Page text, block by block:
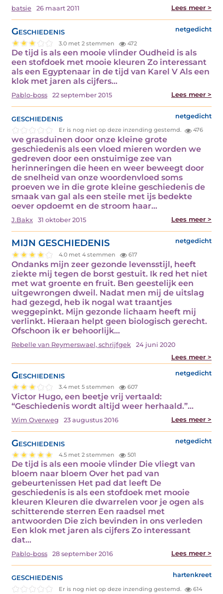
batsie 26 maart 2011 Lees meer >
Geschiedenis netgedicht
3.0 met 2 stemmen 472
De tijd is als een mooie vlinder Oudheid is als
een stofdoek met mooie kleuren Zo interessant
als een Egyptenaar in de tijd van Karel V Als een
klok met jaren als cijfers…
Pablo-boss 22 september 2015 Lees meer >
geschiedenis netgedicht
Er is nog niet op deze inzending gestemd. 476
we grasduinen door onze kleine grote
geschiedenis als een vloed mieren worden we
gedreven door een onstuimige zee van
herinneringen die heen en weer beweegt door
de snelheid van onze woordenvloed soms
proeven we in die grote kleine geschiedenis de
smaak van gal als een steile met ijs bedekte
oever opdoemt en de stroom haar…
J.Bakx 31 oktober 2015 Lees meer >
MIJN GESCHIEDENIS netgedicht
4.0 met 4 stemmen 617
Ondanks mijn zeer gezonde levensstijl, heeft
ziekte mij tegen de borst gestuit. Ik red het niet
met wat groente en fruit. Ben geestelijk een
uitgewrongen dweil. Nadat men mij de uitslag
had gezegd, heb ik nogal wat traantjes
weggepinkt. Mijn gezonde lichaam heeft mij
verlinkt. Hieraan helpt geen biologisch gerecht.
Ofschoon ik er behoorlijk…
Rebelle van Reymerswael, schrijfgek
24 juni 2020
Lees meer >
Geschiedenis netgedicht
3.4 met 5 stemmen 607
Victor Hugo, een beetje vrij vertaald:
“Geschiedenis wordt altijd weer herhaald.”…
Wim Overweg 23 augustus 2016 Lees meer >
Geschiedenis netgedicht
4.5 met 2 stemmen 501
De tijd is als een mooie vlinder Die vliegt van
bloem naar bloem Over het pad van
gebeurtenissen Het pad dat leeft De
geschiedenis is als een stofdoek met mooie
kleuren Kleuren die dwarrelen voor je ogen als
schitterende sterren Een raadsel met
antwoorden Die zich bevinden in ons verleden
Een klok met jaren als cijfers Zo interessant
dat…
Pablo-boss 28 september 2016 Lees meer >
geschiedenis hartenkreet
Er is nog niet op deze inzending gestemd. 614